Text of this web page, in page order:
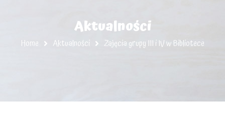
Aktualności
Home Aktualności Zajęcia grupy III i IV w Bibliotece